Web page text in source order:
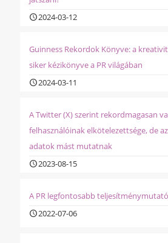
2024-03-12
Guinness Rekordok Könyve: a
siker kézikönyve a PR világában
2024-03-11
A Twitter (X) szerint rekordmagasan
felhasználóinak elkötelezettsége, de az
adatok mást mutatnak
2023-08-15
A PR legfontosabb
2022-07-06